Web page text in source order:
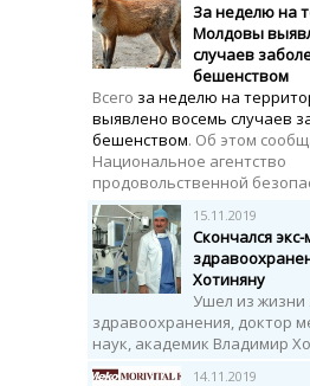
За неделю на
Молдовы
случаев
бешенством
Всего за неделю на
выявлено восемь случаев
бешенством. Об этом
Национальное агентство
продовольственной
15.11.2019
Cкончался
Хотиняну
Ушел из жизни
здравоохранения, доктор
наук, академик Владимир
14.11.2019